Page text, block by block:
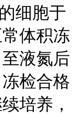
细胞于
体积冻
液氮后
检合格
培养，